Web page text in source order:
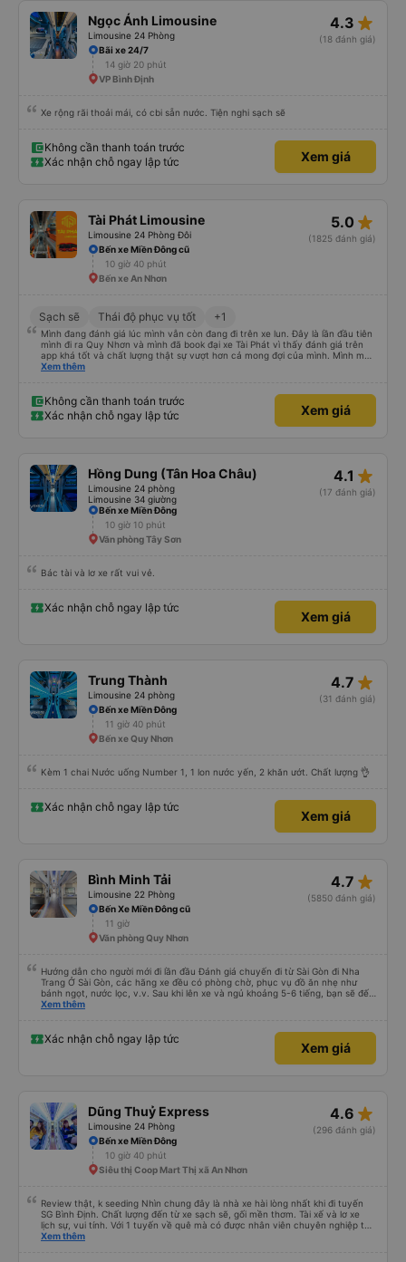
Ngọc Ánh Limousine
Limousine 24 Phòng
4.3 star_rate
(18 đánh giá)
Bãi xe 24/7
14 giờ 20 phút
VP Bình Định
Xe rộng rãi thoải mái, có cbi sẵn nước. Tiện nghi sạch sẽ
Không cần thanh toán trước
Xác nhận chỗ ngay lập tức
Xem giá
Tài Phát Limousine
Limousine 24 Phòng Đôi
5.0 star_rate
(1825 đánh giá)
Bến xe Miền Đông cũ
10 giờ 40 phút
Bến xe An Nhơn
Sạch sẽ Thái độ phục vụ tốt +1
Mình đang đánh giá lúc mình vẫn còn đang đi trên xe lun. Đây là lần đầu tiên
mình đi ra Quy Nhơn và mình đã book đại xe Tài Phát vì thấy đánh giá trên
app khá tốt và chất lượng thật sự vượt hơn cả mong đợi của mình. Mình mua
giường đôi và vừa đủ cho 2 người. Nhân viên của nhà xe phải nói là siêu nhiệt
trung chuyển và lên xe lớn thì luôn hỗ trợ xách vali giùm tụi mình. Trên xe thì
có cả bánh và sữa miễn phí cho khách còn chuẩn bị cả thuốc say xe, dép,
mền, gối và đặc biệt là có gối ôm. Nchung là phải chấm nhà xe 10 sao mới
Xem thêm
Không cần thanh toán trước
Xác nhận chỗ ngay lập tức
Xem giá
Hồng Dung (Tân Hoa Châu)
Limousine 24 phòng
Limousine 34 giường
4.1 star_rate
(17 đánh giá)
Bến xe Miền Đông
10 giờ 10 phút
Văn phòng Tây Sơn
Bác tài và lơ xe rất vui vẻ.
Xác nhận chỗ ngay lập tức
Xem giá
Trung Thành
Limousine 24 phòng
4.7 star_rate
(31 đánh giá)
Bến xe Miền Đông
11 giờ 40 phút
Bến xe Quy Nhơn
Kèm 1 chai Nước uống Number 1, 1 lon nước yến, 2 khăn ướt. Chất lượng 👌
Xác nhận chỗ ngay lập tức
Xem giá
Bình Minh Tải
Limousine 22 Phòng
4.7 star_rate
(5850 đánh giá)
Bến Xe Miền Đông cũ
11 giờ
Văn phòng Quy Nhơn
Hướng dẫn cho người mới đi lần đầu Đánh giá chuyến đi từ Sài Gòn đi Nha
Trang Ở Sài Gòn, các hãng xe đều có phòng chờ, phục vụ đồ ăn nhẹ như
bánh ngọt, nước lọc, v.v. Sau khi lên xe và ngủ khoảng 5-6 tiếng, bạn sẽ đến
Nha Trang. Ở Nha Trang, các hãng xe có dịch vụ đưa đón miễn phí, tuy
(nên dùng Google Translate và đưa cho họ đọc) để được hỗ trợ tìm xe đưa
đón. Bạn không nên tin những người mặc áo Grab mời bạn đi xe bên ngoài.
Nói về chất lượng xe thì tuyệt vời, xe được làm theo kiểu cabin với thiết kế
Google Dịch để giao tiếp với họ. Hy vọng bài đánh giá này sẽ giúp ích cho
bạn khi đi
Xem thêm
Xác nhận chỗ ngay lập tức
Xem giá
Dũng Thuỷ Express
Limousine 24 Phòng
4.6 star_rate
(296 đánh giá)
Bến xe Miền Đông
10 giờ 40 phút
Siêu thị Coop Mart Thị xã An Nhơn
Review thật, k seeding Nhìn chung đây là nhà xe hài lòng nhất khi đi tuyến
SG Bình Định. Chất lượng đến từ xe sạch sẽ, gối mền thơm. Tài xế và lơ xe
lịch sự, vui tính. Với 1 tuyến về quê mà có được nhân viên chuyên nghiệp thế
này là điểm cộng lớn, thường chỉ đi mấy tuyến du lịch mới có. Về xe thì có
Xem thêm